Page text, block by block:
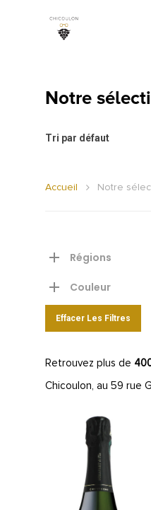
Notre
Tri par défaut
Accueil Notre
Régions
Couleur
Effacer Les Filtres
Retrouvez plus de
Chicoulon, au 59 rue